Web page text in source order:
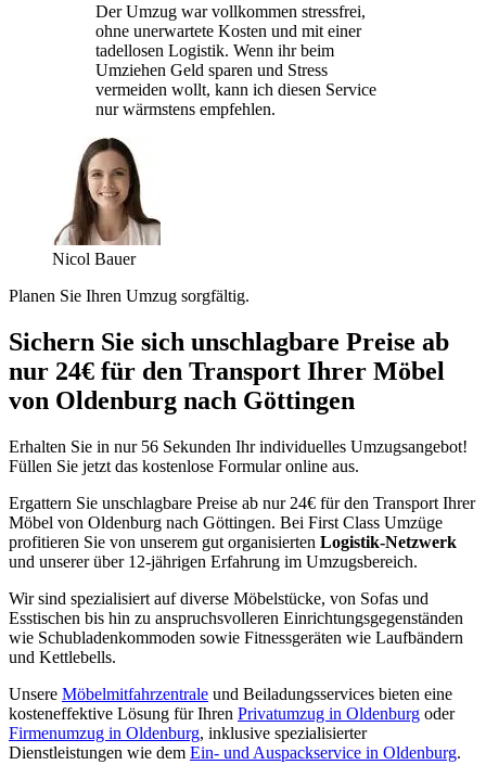
Der Umzug war vollkommen stressfrei,
ohne unerwartete Kosten und mit einer
tadellosen Logistik. Wenn ihr beim
Umziehen Geld sparen und Stress
vermeiden wollt, kann ich diesen Service
nur wärmstens empfehlen.
Nicol Bauer
Planen Sie Ihren Umzug sorgfältig.
Sichern Sie sich unschlagbare Preise ab
nur 24€ für den Transport Ihrer Möbel
von Oldenburg nach Göttingen
Erhalten Sie in nur 56 Sekunden Ihr individuelles Umzugsangebot!
Füllen Sie jetzt das kostenlose Formular online aus.
Ergattern Sie unschlagbare Preise ab nur 24€ für den Transport Ihrer
Möbel von Oldenburg nach Göttingen. Bei First Class Umzüge
profitieren Sie von unserem gut organisierten Logistik-Netzwerk
und unserer über 12-jährigen Erfahrung im Umzugsbereich.
Wir sind spezialisiert auf diverse Möbelstücke, von Sofas und
Esstischen bis hin zu anspruchsvolleren Einrichtungsgegenständen
wie Schubladenkommoden sowie Fitnessgeräten wie Laufbändern
und Kettlebells.
Unsere Möbelmitfahrzentrale und Beiladungsservices bieten eine
kosteneffektive Lösung für Ihren Privatumzug in Oldenburg oder
Firmenumzug in Oldenburg, inklusive spezialisierter
Dienstleistungen wie dem Ein- und Auspackservice in Oldenburg.